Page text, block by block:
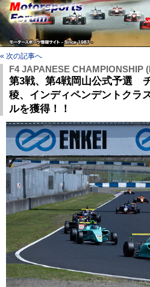
« 次の記事へ
F4 JAPANESE CHAMPIONSHIP
第3戦、第4戦岡山公式予選
稜、インディペンデントクラ
ルを獲得！！